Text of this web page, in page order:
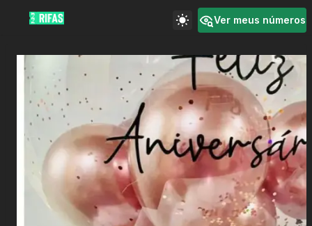
Ver meus números